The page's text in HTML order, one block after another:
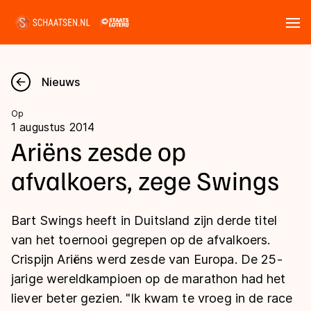
Nieuws
Kalender
Disciplines
Langebaan
Shorttrack
Inlineskaten
Uitslagen
Langebaan
Shorttrack
Marathon
Tijden & historie
Ranglijsten Langebaan
Nieuws
Op
1 augustus 2014
Ariëns zesde op
afvalkoers, zege Swings
Bart Swings heeft in Duitsland zijn derde titel
van het toernooi gegrepen op de afvalkoers.
Crispijn Ariëns werd zesde van Europa. De 25-
jarige wereldkampioen op de marathon had het
liever beter gezien. "Ik kwam te vroeg in de race